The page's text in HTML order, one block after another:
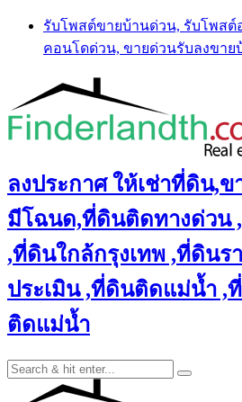
Skip
content
รับโพสต์ขายบ้านด่วน, รับโพสต์
คอนโดด่วน, ขายด่วนรับลงขาย
ลงประกาศ ให้เช่าที่ดิน,
มีโฉนด,ที่ดินติดทางด่วน
,ที่ดินใกล้กรุงเทพ ,ที่ดินร
ประเมิน ,ที่ดินติดแม่น้ำ ,
ติดแม่น้ำ